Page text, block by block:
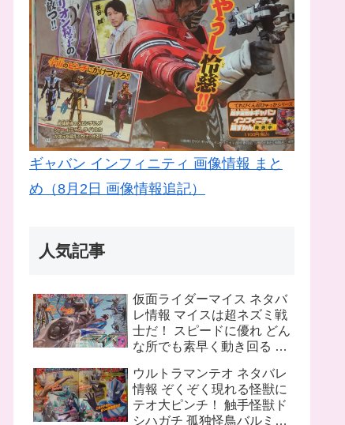
ギャバン インフィニティ 画像情報 まと
め（8月2日 画像情報追記）
人気記事
仮面ライダーマイス ネタバ
レ情報 マイスは超ネズミ戦
士だ！ スピードに優れ どん
な所でも素早く動き回る ラ
器は大剣マオウブレイド も
う一人の猫 リドはマオウの
為闘う
ウルトラマンテオ ネタバレ
情報 ぞくぞく現れる怪獣に
テオ大ピンチ！ 触手怪獣ド
シハガチ 孤独怪鳥バルミリ